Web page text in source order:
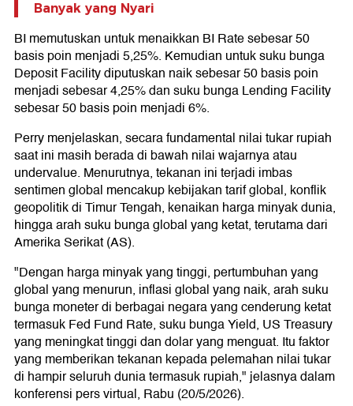
Banyak yang Nyari
BI memutuskan untuk menaikkan BI Rate sebesar 50
basis poin menjadi 5,25%. Kemudian untuk suku bunga
Deposit Facility diputuskan naik sebesar 50 basis poin
menjadi sebesar 4,25% dan suku bunga Lending Facility
sebesar 50 basis poin menjadi 6%.
Perry menjelaskan, secara fundamental nilai tukar rupiah
saat ini masih berada di bawah nilai wajarnya atau
undervalue. Menurutnya, tekanan ini terjadi imbas
sentimen global mencakup kebijakan tarif global, konflik
geopolitik di Timur Tengah, kenaikan harga minyak dunia,
hingga arah suku bunga global yang ketat, terutama dari
Amerika Serikat (AS).
"Dengan harga minyak yang tinggi, pertumbuhan yang
global yang menurun, inflasi global yang naik, arah suku
bunga moneter di berbagai negara yang cenderung ketat
termasuk Fed Fund Rate, suku bunga Yield, US Treasury
yang meningkat tinggi dan dolar yang menguat. Itu faktor
yang memberikan tekanan kepada pelemahan nilai tukar
di hampir seluruh dunia termasuk rupiah," jelasnya dalam
konferensi pers virtual, Rabu (20/5/2026).